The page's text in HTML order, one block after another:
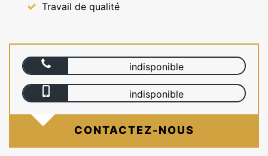
Travail de qualité
indisponible
indisponible
CONTACTEZ-NOUS